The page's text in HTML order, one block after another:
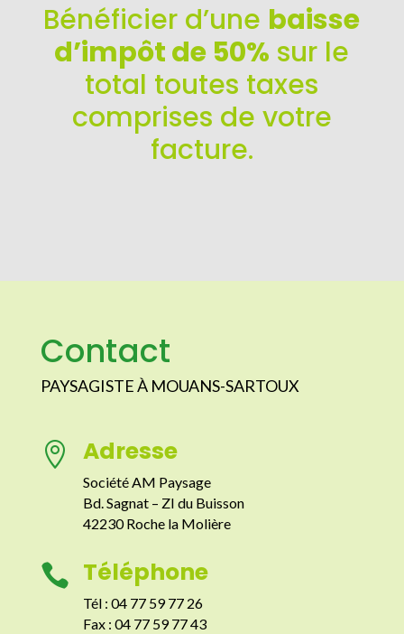
Bénéficier d’une baisse
d’impôt de 50% sur le
total toutes taxes
comprises de votre
facture.
Contact
PAYSAGISTE À MOUANS-SARTOUX
 Adresse
Société AM Paysage
Bd. Sagnat – ZI du Buisson
42230 Roche la Molière
 Téléphone
Tél : 04 77 59 77 26
Fax : 04 77 59 77 43